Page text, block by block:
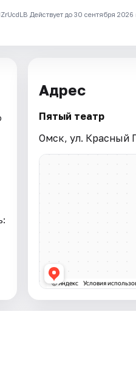
Действует до 30 сентября
Адрес
Пятый театр
Омск, ул. Красный